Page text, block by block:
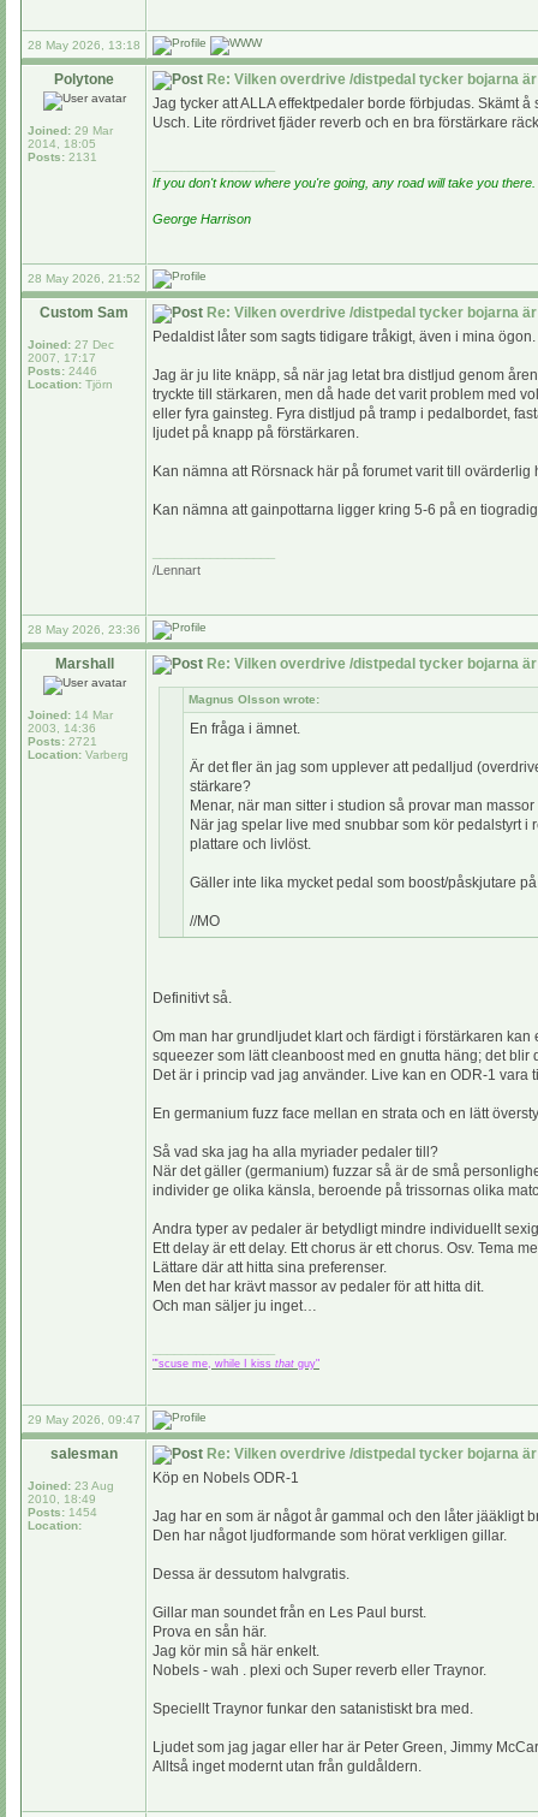
28 May 2026, 13:18
Polytone
Joined: 29 Mar
2014, 18:05
Posts: 2131
Re: Vilken overdrive /distpedal tycker bojarna
Jag tycker att ALLA effektpedaler borde förbjudas. Skämt
Usch. Lite rördrivet fjäder reverb och en bra förstärkare
If you don't know where you're going, any road will take you there.
George Harrison
28 May 2026, 21:52
Custom Sam
Joined: 27 Dec
2007, 17:17
Posts: 2446
Location: Tjörn
Re: Vilken overdrive /distpedal tycker bojarna
Pedaldist låter som sagts tidigare tråkigt, även i mina
Jag är ju lite knäpp, så när jag letat bra distljud genom
tryckte till stärkaren, men då hade det varit problem med
eller fyra gainsteg. Fyra distljud på tramp i pedalbordet,
ljudet på knapp på förstärkaren.
Kan nämna att Rörsnack här på forumet varit till ovärderlig
Kan nämna att gainpottarna ligger kring 5-6 på en
/Lennart
28 May 2026, 23:36
Marshall
Joined: 14 Mar
2003, 14:36
Posts: 2721
Location: Varberg
Re: Vilken overdrive /distpedal tycker bojarna
Magnus Olsson wrote:
En fråga i ämnet.
Är det fler än jag som upplever att pedalljud
stärkare?
Menar, när man sitter i studion så provar man
När jag spelar live med snubbar som kör pedalstyrt
plattare och livlöst.
Gäller inte lika mycket pedal som boost/påskjutare
//MO
Definitivt så.
Om man har grundljudet klart och färdigt i förstärkaren
squeezer som lätt cleanboost med en gnutta häng; det blir
Det är i princip vad jag använder. Live kan en ODR-1 vara
En germanium fuzz face mellan en strata och en lätt
Så vad ska jag ha alla myriader pedaler till?
När det gäller (germanium) fuzzar så är de små
individer ge olika känsla, beroende på trissornas olika
Andra typer av pedaler är betydligt mindre individuellt
Ett delay är ett delay. Ett chorus är ett chorus. Osv. Tema
Lättare där att hitta sina preferenser.
Men det har krävt massor av pedaler för att hitta dit.
Och man säljer ju inget…
"'scuse me, while I kiss that guy"
29 May 2026, 09:47
salesman
Joined: 23 Aug
2010, 18:49
Posts: 1454
Location:
Re: Vilken overdrive /distpedal tycker bojarna
Köp en Nobels ODR-1
Jag har en som är något år gammal och den låter jääkligt
Den har något ljudformande som hörat verkligen gillar.
Dessa är dessutom halvgratis.
Gillar man soundet från en Les Paul burst.
Prova en sån här.
Jag kör min så här enkelt.
Nobels - wah . plexi och Super reverb eller Traynor.
Speciellt Traynor funkar den satanistiskt bra med.
Ljudet som jag jagar eller har är Peter Green, Jimmy
Alltså inget modernt utan från guldåldern.